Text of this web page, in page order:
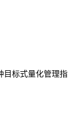
目标式量化管理指